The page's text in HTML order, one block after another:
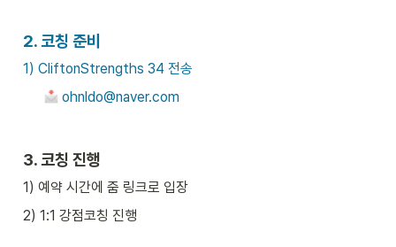
2. 코칭 준비
1) CliftonStrengths 34 전송
ohnldo@naver.com
3. 코칭 진행
1) 예약 시간에 줌 링크로 입장
2) 1:1 강점코칭 진행